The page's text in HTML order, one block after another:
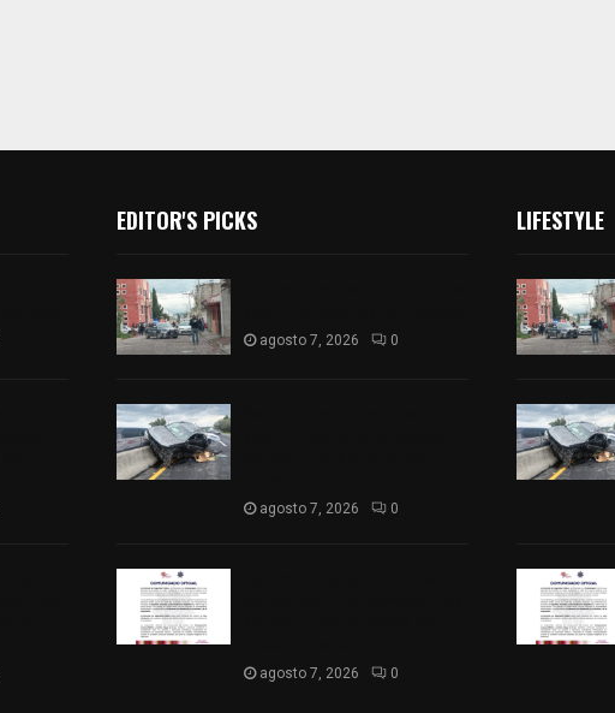
EDITOR'S PICKS
agosto 7, 2026 0
agosto 7, 2026 0
agosto 7, 2026 0
LIFESTYLE